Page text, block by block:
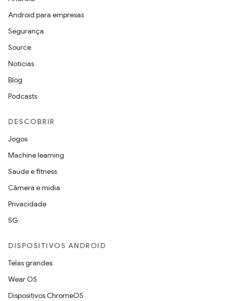
Android para empresas
Segurança
Source
Notícias
Blog
Podcasts
DESCOBRIR
Jogos
Machine learning
Saúde e fitness
Câmera e mídia
Privacidade
5G
DISPOSITIVOS ANDROID
Telas grandes
Wear OS
Dispositivos ChromeOS